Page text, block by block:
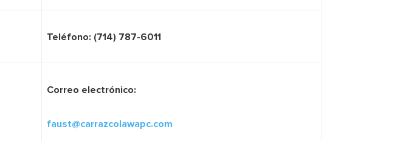
Teléfono: (714) 787-6011
Correo electrónico:
faust@carrazcolawapc.com